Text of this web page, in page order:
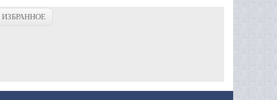
ИЗБРАННОЕ